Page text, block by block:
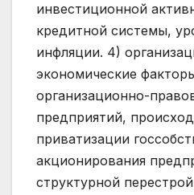
инвестиционной
кредитной системы,
инфляции. 4)
экономические
организационно-
предприятий,
приватизации
акционирования
структурной